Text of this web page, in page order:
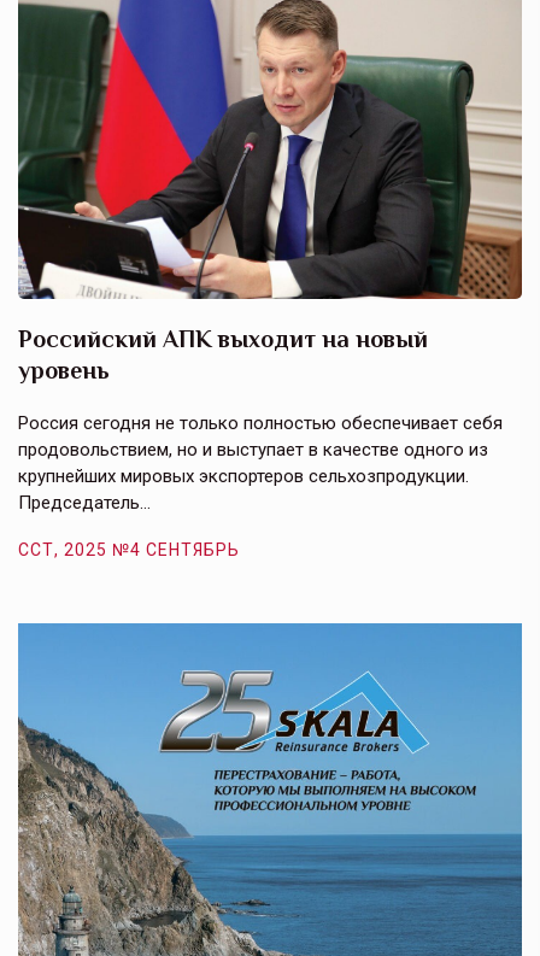
Российский АПК выходит на новый
уровень
Россия сегодня не только полностью обеспечивает себя
продовольствием, но и выступает в качестве одного из
крупнейших мировых экспортеров сельхозпродукции.
Председатель…
ССТ, 2025 №4 СЕНТЯБРЬ